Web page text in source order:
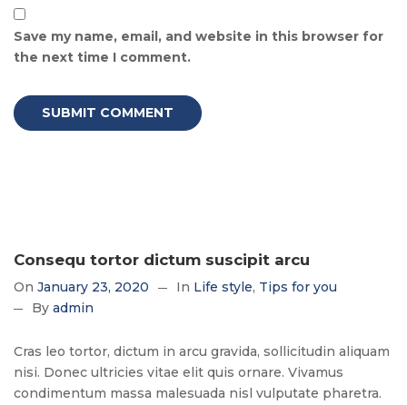
Save my name, email, and website in this browser for
the next time I comment.
Consequ tortor dictum suscipit arcu
On January 23, 2020 In Life style Tips for you
By admin
Cras leo tortor, dictum in arcu gravida, sollicitudin aliquam
nisi. Donec ultricies vitae elit quis ornare. Vivamus
condimentum massa malesuada nisl vulputate pharetra.